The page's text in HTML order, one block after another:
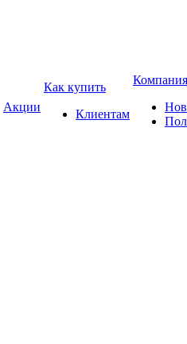
Акции
Как купить
Клиентам
Компания